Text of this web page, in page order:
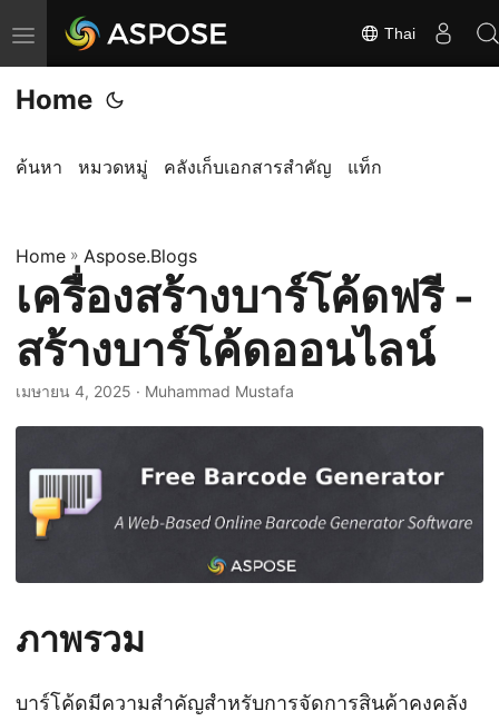
ส
ลั
บ
า
ท
า
ง
Thai
Home
ค้นหา หมวดหมู่ คลังเก็บเอกสารสำคัญ แท็ก
Home » Aspose.Blogs
เครื่องสร้างบาร์โค้ดฟรี -
สร้างบาร์โค้ดออนไลน์
เมษายน 4, 2025 · Muhammad Mustafa
ภาพรวม
บาร์โค้ดมีความสำคัญสำหรับการจัดการสินค้าคงคลัง